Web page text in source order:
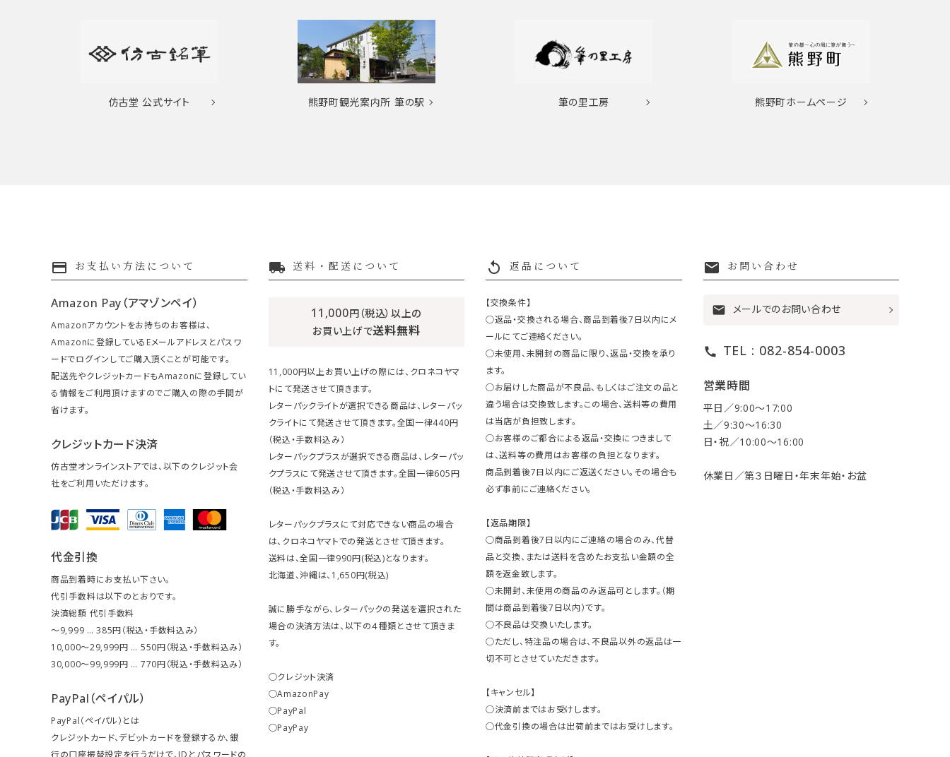
仿古堂 公式サイト 熊野町観光案内所 筆の駅 筆の里工房 熊野町ホームページ
payment お支払い方法について
Amazon Pay（アマゾンペイ）
Amazonアカウントをお持ちのお客様は、
Amazonに登録しているEメールアドレスとパスワ
ードでログインしてご購入頂くことが可能です。
配送先やクレジットカードもAmazonに登録してい
る情報をご利用頂けますのでご購入の際の手間が
省けます。
クレジットカード決済
仿古堂オンラインストアでは、以下のクレジット会
社をご利用いただけます。
代金引換
商品到着時にお支払い下さい。
代引手数料は以下のとおりです。
決済総額 代引手数料
～9,999 … 385円（税込・手数料込み）
10,000～29,999円 … 550円（税込・手数料込み）
30,000～99,999円 … 770円（税込・手数料込み）
PayPal（ペイパル）
PayPal（ペイパル）とは
クレジットカード、デビットカードを登録するか、銀
行の口座振替設定を行うだけで、IDとパスワードの
local_shipping 送料・配送について
11,000円（税込）以上の
お買い上げで送料無料
11,000円以上お買い上げの際には、クロネコヤマ
トにて発送させて頂きます。
レターパックライトが選択できる商品は、レターパッ
クライトにて発送させて頂きます。全国一律440円
（税込・手数料込み）
レターパックプラスが選択できる商品は、レターパッ
クプラスにて発送させて頂きます。全国一律605円
（税込・手数料込み）
レターパックプラスにて対応できない商品の場合
は、クロネコヤマトでの発送とさせて頂きます。
送料は、全国一律990円(税込)となります。
北海道、沖縄は、1,650円(税込)
誠に勝手ながら、レターパックの発送を選択された
場合の決済方法は、以下の４種類とさせて頂きま
す。
○クレジット決済
○AmazonPay
○PayPal
○PayPay
replay 返品について
【交換条件】
○返品・交換される場合、商品到着後7日以内にメ
ールにてご連絡ください。
○未使用、未開封の商品に限り、返品・交換を承り
ます。
○お届けした商品が不良品、もしくはご注文の品と
違う場合は交換致します。この場合、送料等の費用
は当店が負担致します。
○お客様のご都合による返品・交換につきまして
は、送料等の費用はお客様の負担となります。
商品到着後7日以内にご返送ください。その場合も
必ず事前にご連絡ください。
【返品期限】
○商品到着後7日以内にご連絡の場合のみ、代替
品と交換、または送料を含めたお支払い金額の全
額を返金致します。
○未開封、未使用の商品のみ返品可とします。（期
間は商品到着後7日以内）です。
○不良品は交換いたします。
○ただし、特注品の場合は、不良品以外の返品は一
切不可とさせていただきます。
【キャンセル】
○決済前まではお受けします。
○代金引換の場合は出荷前まではお受けします。
mail お問い合わせ
mail メールでのお問い合わせ
call TEL : 082-854-0003
営業時間
平日／9:00〜17:00
土／9:30〜16:30
日・祝／10:00〜16:00
休業日／第３日曜日・年末年始・お盆